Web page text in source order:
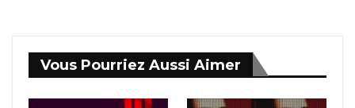
Vous Pourriez Aussi Aimer